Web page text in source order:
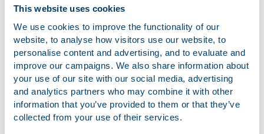
This website uses cookies
We use cookies to improve the functionality of our
website, to analyse how visitors use our website, to
personalise content and advertising, and to evaluate and
improve our campaigns. We also share information about
your use of our site with our social media, advertising
and analytics partners who may combine it with other
information that you’ve provided to them or that they’ve
collected from your use of their services.
Bent Pixels bij de overname van Sunny State
Agency, een in Nederland gevestigde influencer-
en creator marketing agency. Met deze transactie
versterkt Bent Pixels zijn aanwezigheid in Europa en
breidt het zijn capaciteiten op het gebied van
brand partnerships en creator-led marketing verder